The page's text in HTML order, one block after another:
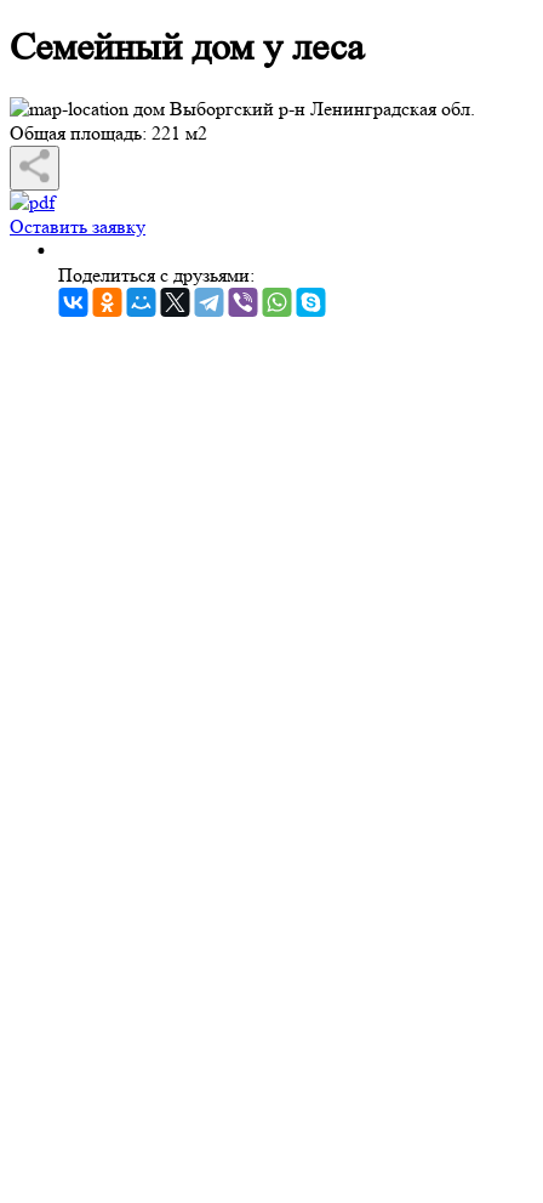
Семейный дом у леса
дом Выборгский р-н Ленинградская обл.
Общая площадь: 221 м2
Поделиться с друзьями:
Оставить заявку